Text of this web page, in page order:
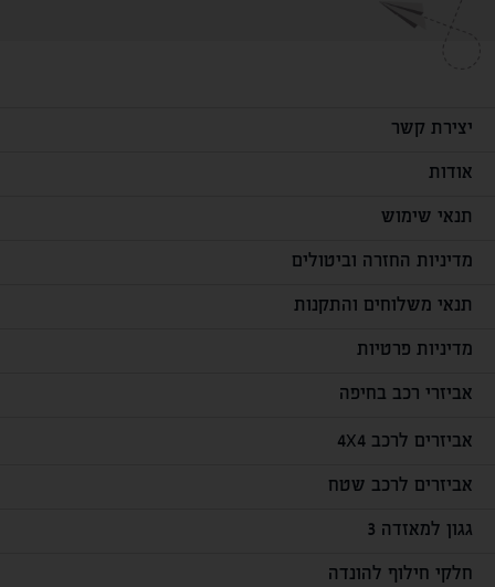
יצירת קשר
אודות
תנאי שימוש
מדיניות החזרה וביטולים
תנאי משלוחים והתקנות
מדיניות פרטיות
אביזרי רכב בחיפה
אביזרים לרכב 4X4
אביזרים לרכב שטח
גגון למאזדה 3
חלקי חילוף להונדה